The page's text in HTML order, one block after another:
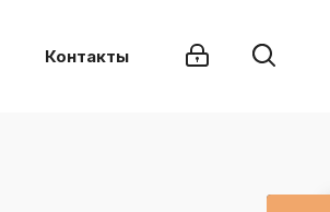
Контакты